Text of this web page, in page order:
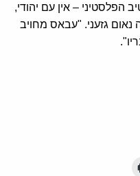
הפלסטיני – אין עם יהודי,
נאום גזעני. "עבאס מחויב